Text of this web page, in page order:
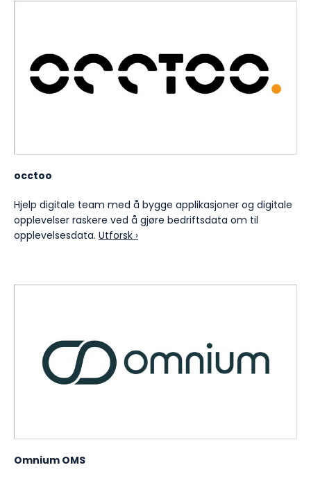
occtoo
Hjelp digitale team med å bygge applikasjoner og digitale
opplevelser raskere ved å gjøre bedriftsdata om til
opplevelsesdata. Utforsk ›
Omnium OMS